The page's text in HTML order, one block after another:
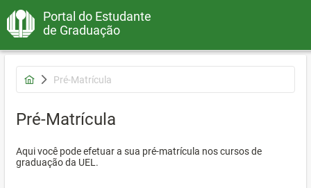
Portal do Estudante
de Graduação
Pré-Matrícula
Pré-Matrícula
Aqui você pode efetuar a sua pré-matrícula nos cursos de
graduação da UEL.